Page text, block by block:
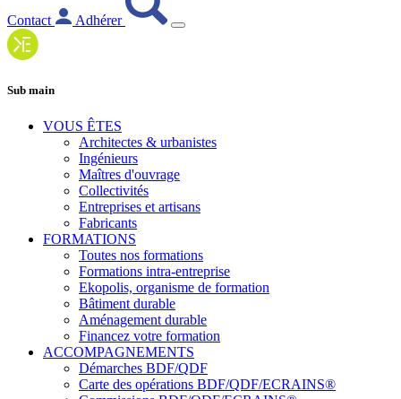
Contact Adhérer
Sub main
VOUS ÊTES
Architectes & urbanistes
Ingénieurs
Maîtres d'ouvrage
Collectivités
Entreprises et artisans
Fabricants
FORMATIONS
Toutes nos formations
Formations intra-entreprise
Ekopolis, organisme de formation
Bâtiment durable
Aménagement durable
Financez votre formation
ACCOMPAGNEMENTS
Démarches BDF/QDF
Carte des opérations BDF/QDF/ECRAINS®